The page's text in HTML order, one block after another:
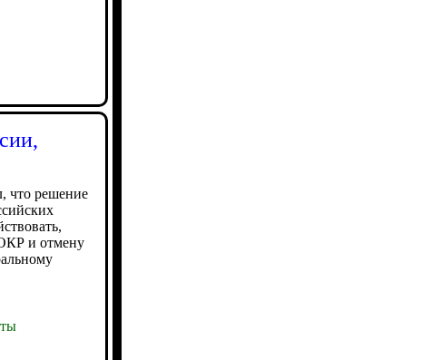
что решение
и отмену